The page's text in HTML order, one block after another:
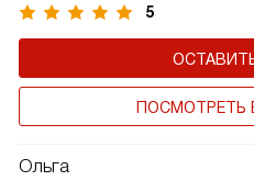
лидером. 5
ПОСМОТРЕТЬ
Ольга